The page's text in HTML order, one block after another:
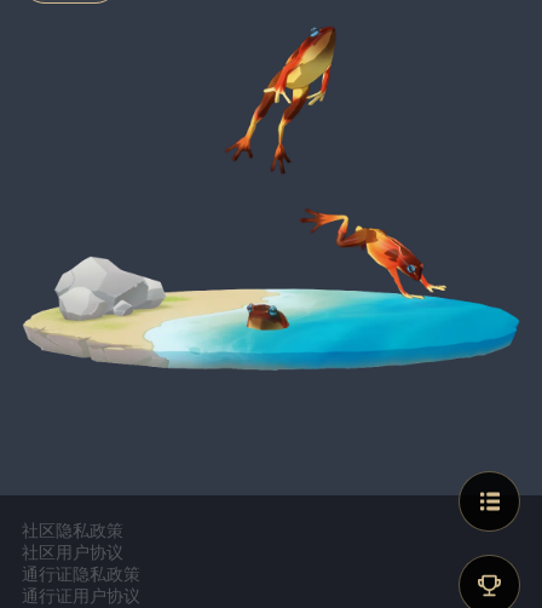
社区隐私政策
社区用户协议
通行证隐私政策
通行证用户协议